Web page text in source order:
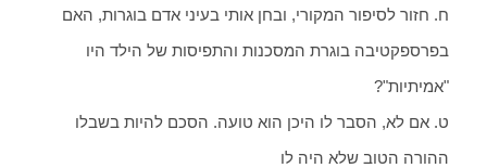
ח. חזור לסיפור המקורי, ובחן אותי בעיני אדם בוגרות, האם
בפרספקטיבה בוגרת המסכנות והתפיסות של הילד היו
"אמיתיות"?
ט. אם לא, הסבר לו היכן הוא טועה. הסכם להיות בשבלו
ההורה הטוב שלא היה לו